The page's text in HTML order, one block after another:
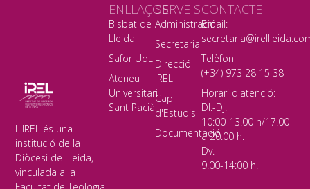
L'IREL és una
institució de la
Diòcesi de Lleida,
vinculada a la
SERVEIS
Administració
Secretaria
Direcció
IREL
Cap
d'Estudis
Documentació
ENLLAÇOS
Bisbat de
Lleida
Safor UdL
Ateneu
Universitari
Sant Pacià
CONTACTE
Email:
Telèfon
(+34) 973 28 15 38
Horari d'atenció:
Dl.-Dj.
10:00-13.00 h/17.00
a 20.00 h.
Dv.
9.00-14:00 h.